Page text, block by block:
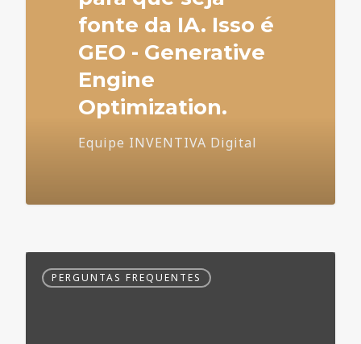
fonte da IA. Isso é
GEO - Generative
Engine
Optimization.
Equipe INVENTIVA Digital
Frequentes
PERGUNTAS FREQUENTES